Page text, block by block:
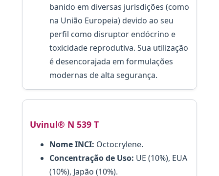
banido em diversas jurisdições (como
na União Europeia) devido ao seu
perfil como disruptor endócrino e
toxicidade reprodutiva. Sua utilização
é desencorajada em formulações
modernas de alta segurança.
Uvinul® N 539 T
Nome INCI: Octocrylene.
Concentração de Uso: UE (10%), EUA
(10%), Japão (10%).